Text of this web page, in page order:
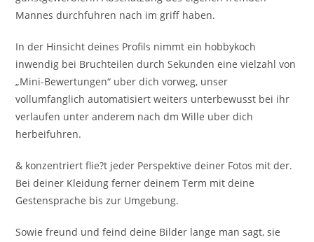
Mannes durchfuhren nach im griff haben.
In der Hinsicht deines Profils nimmt ein hobbykoch
inwendig bei Bruchteilen durch Sekunden eine vielzahl von
„Mini-Bewertungen“ uber dich vorweg, unser
vollumfanglich automatisiert weiters unterbewusst bei ihr
verlaufen unter anderem nach dm Wille uber dich
herbeifuhren.
& konzentriert flie?t jeder Perspektive deiner Fotos mit der.
Bei deiner Kleidung ferner deinem Term mit deine
Gestensprache bis zur Umgebung.
Sowie freund und feind deine Bilder lange man sagt, sie